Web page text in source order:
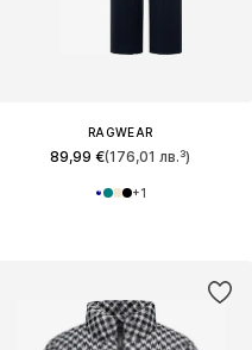
RAGWEAR
89,99 €(176,01 лв.³)
+1